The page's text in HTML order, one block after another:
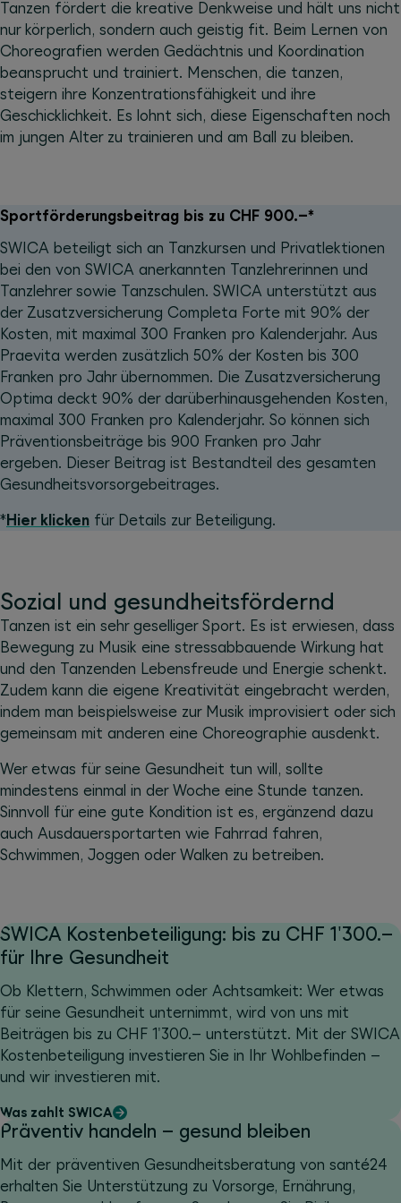
Tanzen fördert die kreative Denkweise und hält uns nicht
nur körperlich, sondern auch geistig fit. Beim Lernen von
Choreografien werden Gedächtnis und Koordination
beansprucht und trainiert. Menschen, die tanzen,
steigern ihre Konzentrationsfähigkeit und ihre
Geschicklichkeit. Es lohnt sich, diese Eigenschaften noch
im jungen Alter zu trainieren und am Ball zu bleiben.
Sportförderungsbeitrag bis zu CHF 900.–*
SWICA beteiligt sich an Tanzkursen und Privatlektionen
bei den von SWICA anerkannten Tanzlehrerinnen und
Tanzlehrer sowie Tanzschulen. SWICA unterstützt aus
der Zusatzversicherung Completa Forte mit 90% der
Kosten, mit maximal 300 Franken pro Kalenderjahr. Aus
Praevita werden zusätzlich 50% der Kosten bis 300
Franken pro Jahr übernommen. Die Zusatzversicherung
Optima deckt 90% der darüberhinausgehenden Kosten,
maximal 300 Franken pro Kalenderjahr. So können sich
Präventionsbeiträge bis 900 Franken pro Jahr
ergeben. Dieser Beitrag ist Bestandteil des gesamten
Gesundheitsvorsorgebeitrages.
*Hier klicken für Details zur Beteiligung.
Sozial und gesundheitsfördernd
Tanzen ist ein sehr geselliger Sport. Es ist erwiesen, dass
Bewegung zu Musik eine stressabbauende Wirkung hat
und den Tanzenden Lebensfreude und Energie schenkt.
Zudem kann die eigene Kreativität eingebracht werden,
indem man beispielsweise zur Musik improvisiert oder sich
gemeinsam mit anderen eine Choreographie ausdenkt.
Wer etwas für seine Gesundheit tun will, sollte
mindestens einmal in der Woche eine Stunde tanzen.
Sinnvoll für eine gute Kondition ist es, ergänzend dazu
auch Ausdauersportarten wie Fahrrad fahren,
Schwimmen, Joggen oder Walken zu betreiben.
SWICA Kostenbeteiligung: bis zu CHF 1'300.–
für Ihre Gesundheit
Ob Klettern, Schwimmen oder Achtsamkeit: Wer etwas
für seine Gesundheit unternimmt, wird von uns mit
Beiträgen bis zu CHF 1'300.– unterstützt. Mit der SWICA
Kostenbeteiligung investieren Sie in Ihr Wohlbefinden –
und wir investieren mit.
Was zahlt SWICA
Präventiv handeln – gesund bleiben
Mit der präventiven Gesundheitsberatung von santé24
erhalten Sie Unterstützung zu Vorsorge, Ernährung,